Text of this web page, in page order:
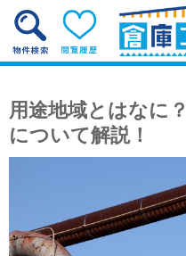
用途地域とはなに
について解説！